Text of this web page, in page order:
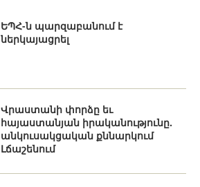
ԵՊՀ-ն պարզաբանում է
ներկայացրել
Վրաստանի փորձը եւ
հայաստանյան իրականությունը.
անկուսակցական քննարկում
Լճաշենում